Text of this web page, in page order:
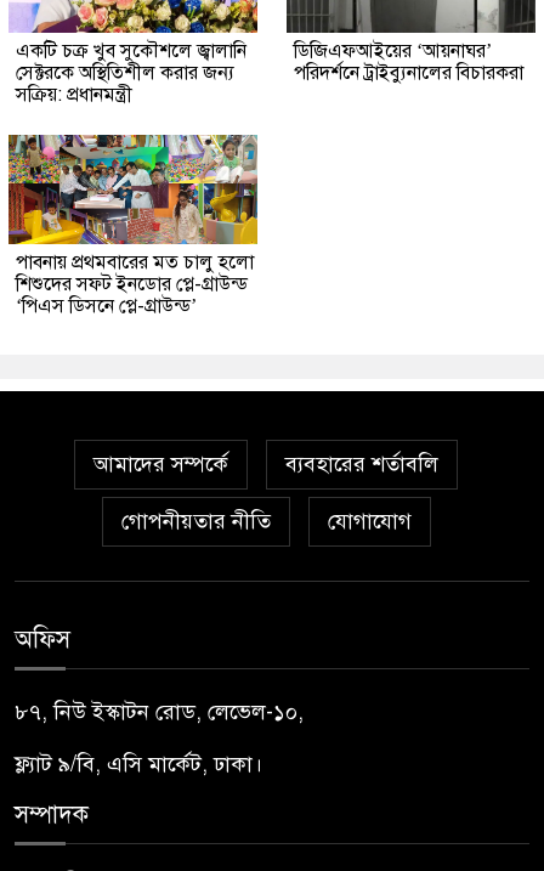
একটি চক্র খুব সুকৌশলে জ্বালানি
সেক্টরকে অস্থিতিশীল করার জন্য
সক্রিয়: প্রধানমন্ত্রী
ডিজিএফআইয়ের ‘আয়নাঘর’
পরিদর্শনে ট্রাইব্যুনালের বিচারকরা
পাবনায় প্রথমবারের মত চালু হলো
শিশুদের সফট ইনডোর প্লে-গ্রাউন্ড
‘পিএস ডিসনে প্লে-গ্রাউন্ড’
আমাদের সম্পর্কে ব্যবহারের শর্তাবলি
গোপনীয়তার নীতি যোগাযোগ
অফিস
৮৭, নিউ ইস্কাটন রোড, লেভেল-১০,
ফ্ল্যাট ৯/বি, এসি মার্কেট, ঢাকা।
সম্পাদক